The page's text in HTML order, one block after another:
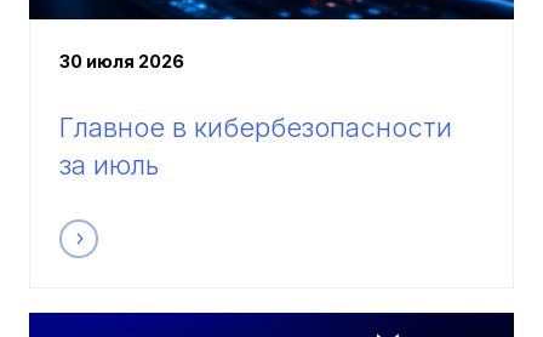
30 июля 2026
Главное в кибербезопасности
за июль